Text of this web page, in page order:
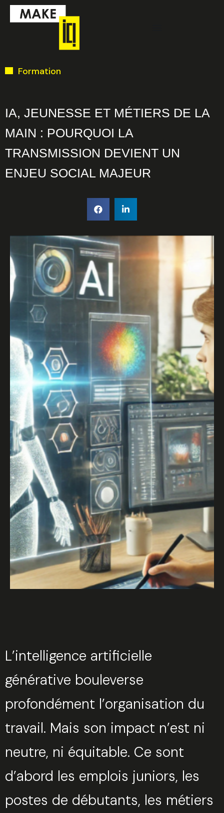
Aller
au
contenu
Formation
IA, JEUNESSE ET MÉTIERS DE LA
MAIN : POURQUOI LA
TRANSMISSION DEVIENT UN
ENJEU SOCIAL MAJEUR
L’intelligence artificielle
générative bouleverse
profondément l’organisation du
travail. Mais son impact n’est ni
neutre, ni équitable. Ce sont
d’abord les emplois juniors, les
postes de débutants, les métiers
disponibles pour
la réunion
d’information en
ligne.